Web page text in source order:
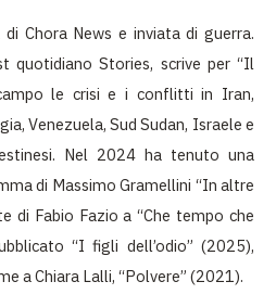
Chora News e inviata di guerra.
quotidiano Stories, scrive per “Il
le crisi e i conflitti in Iran,
Venezuela, Sud Sudan, Israele e
Nel 2024 ha tenuto una
di Massimo Gramellini “In altre
di Fabio Fazio a “Che tempo che
“I figli dell’odio” (2025),
a Chiara Lalli, “Polvere” (2021).